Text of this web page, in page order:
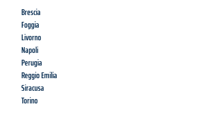
Brescia
Foggia
Livorno
Napoli
Perugia
Reggio Emilia
Siracusa
Torino